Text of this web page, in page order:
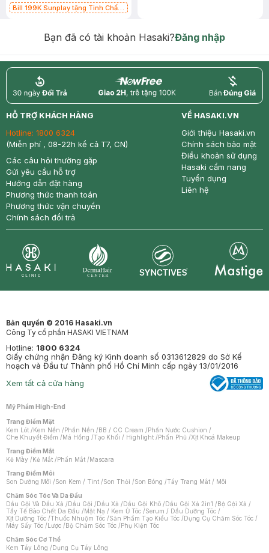
Bill 199K Sunplay tặng Tinh Chất
Bạn đã có tài khoản Hasaki?Đăng nhập
return nowfree price
HỖ TRỢ KHÁCH HÀNG
Hotline: 1800 6324
(Miễn phí , 08-22h kể cả T7, CN)
Các câu hỏi thường gặp
Gửi yêu cầu hỗ trợ
Hướng dẫn đặt hàng
Phương thức thanh toán
Phương thức vận chuyển
Chính sách đổi trả
VỀ HASAKI.VN
Giới thiệu Hasaki.vn
Chính sách bảo mật
Điều khoản sử dụng
Hasaki cẩm nang
Tuyển dụng
Liên hệ
Bản quyền © 2016 Hasaki.vn
Công Ty cổ phần HASAKI VIETNAM
Hotline: 1800 6324
Giấy chứng nhận Đăng ký Kinh doanh số 0313612829 do Sở Kế
hoạch và Đầu tư Thành phố Hồ Chí Minh cấp ngày 13/01/2016
Xem tất cả cửa hàng
Mỹ Phẩm High-End
Trang Điểm Mặt
Kem Lót /Kem Nền /Phấn Nền /BB / CC Cream /Phấn Nước Cushion /
Che Khuyết Điểm /Má Hồng /Tạo Khối / Highlight /Phấn Phủ /Xịt Khoá Makeup
Trang Điểm Mắt
Kẻ Mày /Kẻ Mắt /Phấn Mắt /Mascara
Trang Điểm Môi
Son Dưỡng Môi /Son Kem / Tint /Son Thỏi /Son Bóng /Tẩy Trang Mắt / Môi
Chăm Sóc Tóc Và Da Đầu
Dầu Gội Và Dầu Xả /Dầu Gội /Dầu Xả /Dầu Gội Khô /Dầu Gội Xả 2in1 /Bộ Gội Xả /
Tẩy Tế Bào Chết Da Đầu /Mặt Nạ / Kem Ủ Tóc /Serum / Dầu Dưỡng Tóc /
Xịt Dưỡng Tóc /Thuốc Nhuộm Tóc /Sản Phẩm Tạo Kiểu Tóc /Dụng Cụ Chăm Sóc Tóc /
Máy Sấy Tóc /Lược /Bộ Chăm Sóc Tóc /Phụ Kiện Tóc
Chăm Sóc Cơ Thể
Kem Tẩy Lông /Dụng Cụ Tẩy Lông